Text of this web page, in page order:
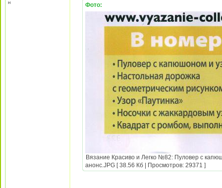
н
Фото:
Вязание Красиво и Легко №82: Пуловер с
анонс.JPG [ 38.56 Кб | Просмотров: 29371 ]